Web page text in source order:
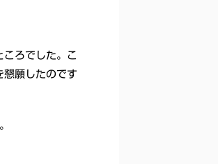
ろでした。こ
懇願したのです